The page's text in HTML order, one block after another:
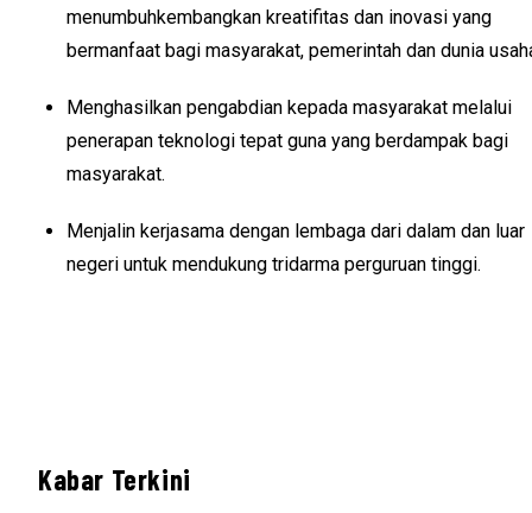
menumbuhkembangkan kreatifitas dan inovasi yang
bermanfaat bagi masyarakat, pemerintah dan dunia
Menghasilkan pengabdian kepada masyarakat melalui
penerapan teknologi tepat guna yang berdampak bagi
masyarakat.
Menjalin kerjasama dengan lembaga dari dalam dan luar
negeri untuk mendukung tridarma perguruan tinggi.
Kabar Terkini